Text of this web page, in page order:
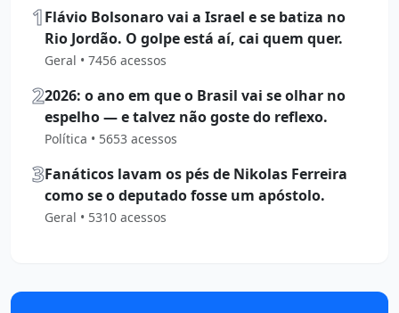
1Flávio Bolsonaro vai a Israel e se batiza no
Rio Jordão. O golpe está aí, cai quem quer.
Geral • 7456 acessos
22026: o ano em que o Brasil vai se olhar no
espelho — e talvez não goste do reflexo.
Política • 5653 acessos
3Fanáticos lavam os pés de Nikolas Ferreira
como se o deputado fosse um apóstolo.
Geral • 5310 acessos